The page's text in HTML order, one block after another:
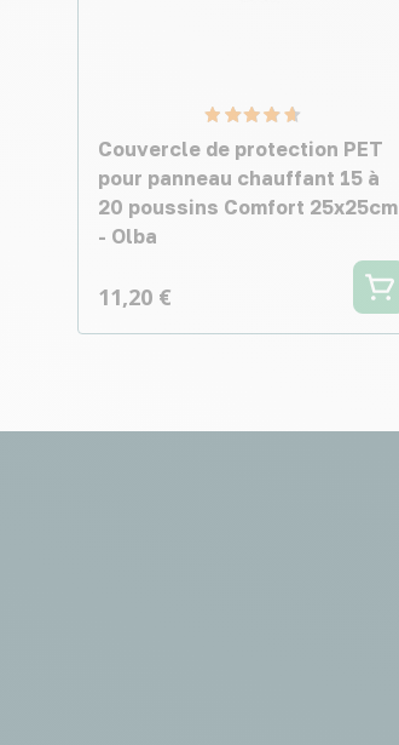
Couvercle de protection PET
pour panneau chauffant 15 à
20 poussins Comfort 25x25cm
- Olba
11,20 €